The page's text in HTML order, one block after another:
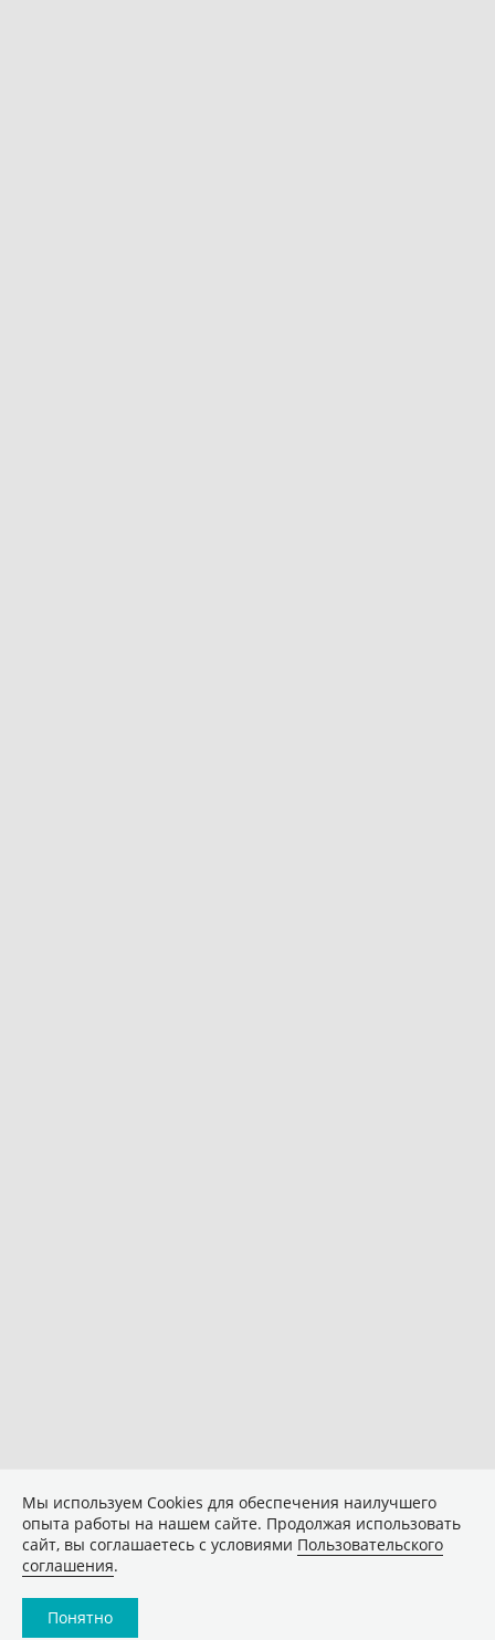
Мы используем Сookies для обеспечения наилучшего
опыта работы на нашем сайте. Продолжая использовать
сайт, вы соглашаетесь с условиями Пользовательского
соглашения.
Понятно